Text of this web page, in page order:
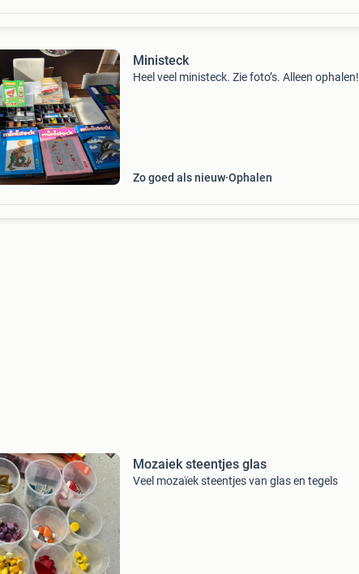
Ministeck
Heel veel ministeck. Zie foto’s. Alleen ophalen!
Zo goed als nieuw Ophalen
Mozaiek steentjes glas
Veel mozaïek steentjes van glas en tegels